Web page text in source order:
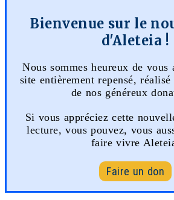
Bienvenue sur le
d'Aleteia !
Nous sommes heureux de
site entièrement repensé,
de nos généreux
Si vous appréciez cette
lecture, vous pouvez, vous
faire vivre
Faire un don